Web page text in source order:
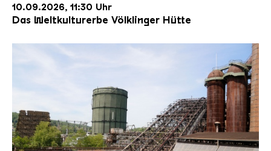
10.09.2026, 11:30 Uhr
Das Weltkulturerbe Völklinger Hütte